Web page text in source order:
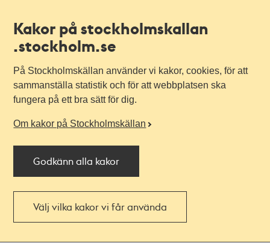
Kakor på stockholmskallan
.stockholm.se
På Stockholmskällan använder vi kakor, cookies, för att
sammanställa statistik och för att webbplatsen ska
fungera på ett bra sätt för dig.
Om kakor på Stockholmskällan
Godkänn alla kakor
Välj vilka kakor vi får använda